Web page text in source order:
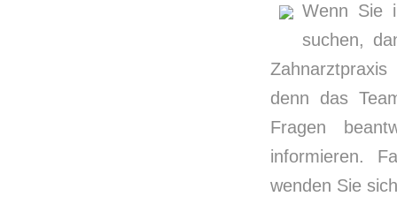
Wenn Sie
suchen,
denn das
Fragen
informieren.
wenden Sie